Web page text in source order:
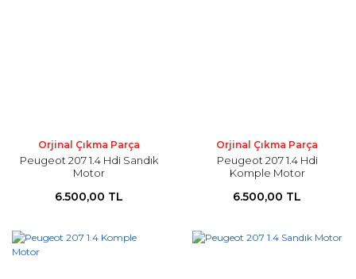
Orjinal Çıkma Parça
Peugeot 207 1.4 Hdi Sandık
Motor
6.500,00 TL
Orjinal Çıkma Parça
Peugeot 207 1.4 Hdi
Komple Motor
6.500,00 TL